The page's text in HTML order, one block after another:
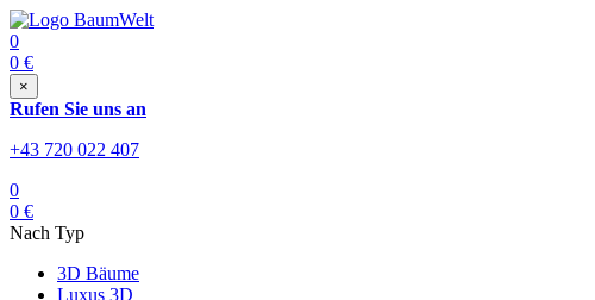
0
0 €
×
Rufen Sie uns an
+43 720 022 407
0
0 €
Nach Typ
3D Bäume
Luxus 3D